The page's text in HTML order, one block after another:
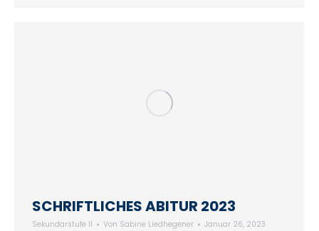
SCHRIFTLICHES ABITUR 2023
Sekundarstufe II Von Sabine Liedhegener Januar 26, 2023